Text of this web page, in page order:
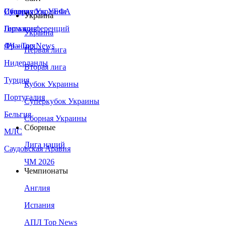
Сборная Украины
Италия
Германия
Франция
Нидерланды
Турция
Португалия
Бельгия
МЛС
Саудовская Аравия
Суперкубок УЕФА
Лига конференций
ЛЧ - Top News
Украина
Украина
Первая лига
Вторая лига
Кубок Украины
Суперкубок Украины
Сборная Украины
Сборные
Лига наций
ЧМ 2026
Чемпионаты
Англия
Испания
АПЛ Top News